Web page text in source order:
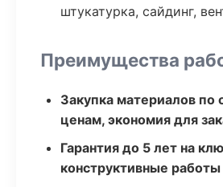
штукатурка, сайдинг,
Преимущества
Закупка материалов по
ценам, экономия для
Гарантия до 5 лет на
конструктивные работы